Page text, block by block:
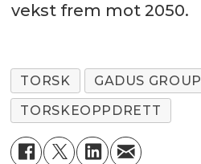
vekst frem mot 2050.
TORSK GADUS GROUP
TORSKEOPPDRETT